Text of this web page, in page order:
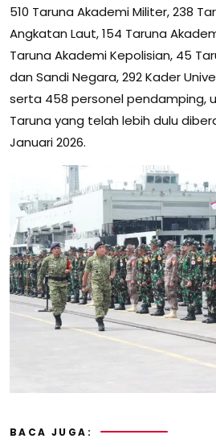
510 Taruna Akademi Militer, 238
Angkatan Laut, 154 Taruna
Taruna Akademi Kepolisian, 45
dan Sandi Negara, 292 Kader
serta 458 personel pendamping,
Taruna yang telah lebih dulu
Januari 2026.
BACA JUGA: